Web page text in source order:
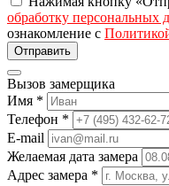
обработку персональных
ознакомление с
Вызов замерщика
Имя *
Телефон *
E-mail
Желаемая дата замера
Адрес замера *
настройте